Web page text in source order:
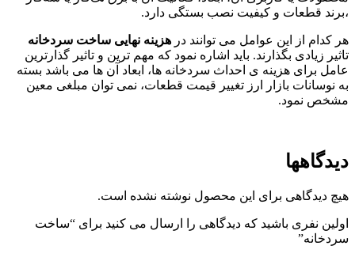
،برند قطعات و کیفیت نصب بستگی دارد.
هر کدام از این عوامل می ‌توانند در هزینه نهایی ساخت سردخانه
تاثیر زیادی بگذارند. باید اشاره نمود که مهم‌ ترین و تاثیر گذارترین
عامل برای هزینه ی احداث سردخانه ها، ابعاد آن ها می باشد بسته
به نوسانات بازار ارز تغییر قیمت قطعات، نمی ‌توان مبلغی معین
مشخص نمود.
دیدگاهها
هیچ دیدگاهی برای این محصول نوشته نشده است.
اولین نفری باشید که دیدگاهی را ارسال می کنید برای “ساخت
سردخانه”